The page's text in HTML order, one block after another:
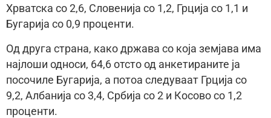
Хрватска со 2,6, Словенија со 1,2, Грција со 1,1 и
Бугарија со 0,9 проценти.
Од друга страна, како држава со која земјава има
најлоши односи, 64,6 отсто од анкетираните ја
посочиле Бугарија, а потоа следуваат Грција со
9,2, Албанија со 3,4, Србија со 2 и Косово со 1,2
проценти.